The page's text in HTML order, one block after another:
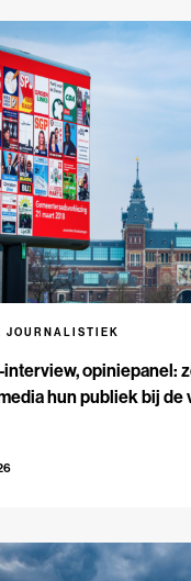
opiniepanel:
hun publiek bij
JOURNALISTIEK